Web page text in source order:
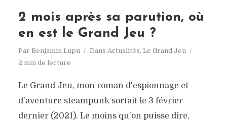
2 mois après sa parution, où
en est le Grand Jeu ?
Par Benjamin Lupu Dans Actualités, Le Grand Jeu
2 min de lecture
Le Grand Jeu, mon roman d'espionnage et
d'aventure steampunk sortait le 3 février
dernier (2021). Le moins qu'on puisse dire,